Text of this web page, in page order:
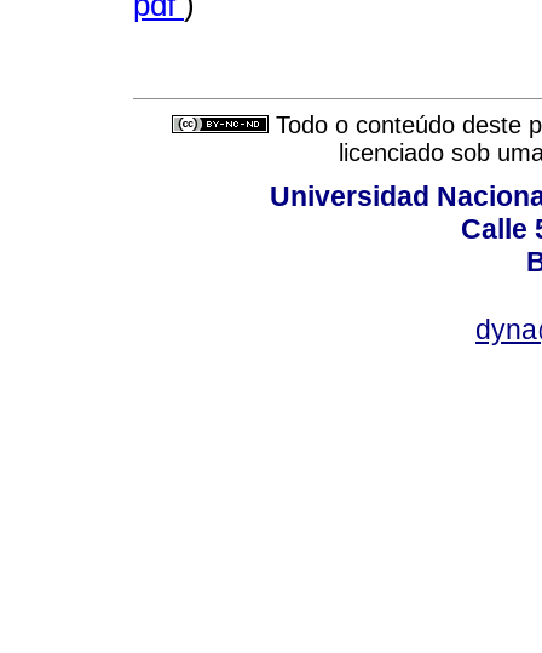
Todo o conteúdo deste
licenciado sob
Universidad
Calle